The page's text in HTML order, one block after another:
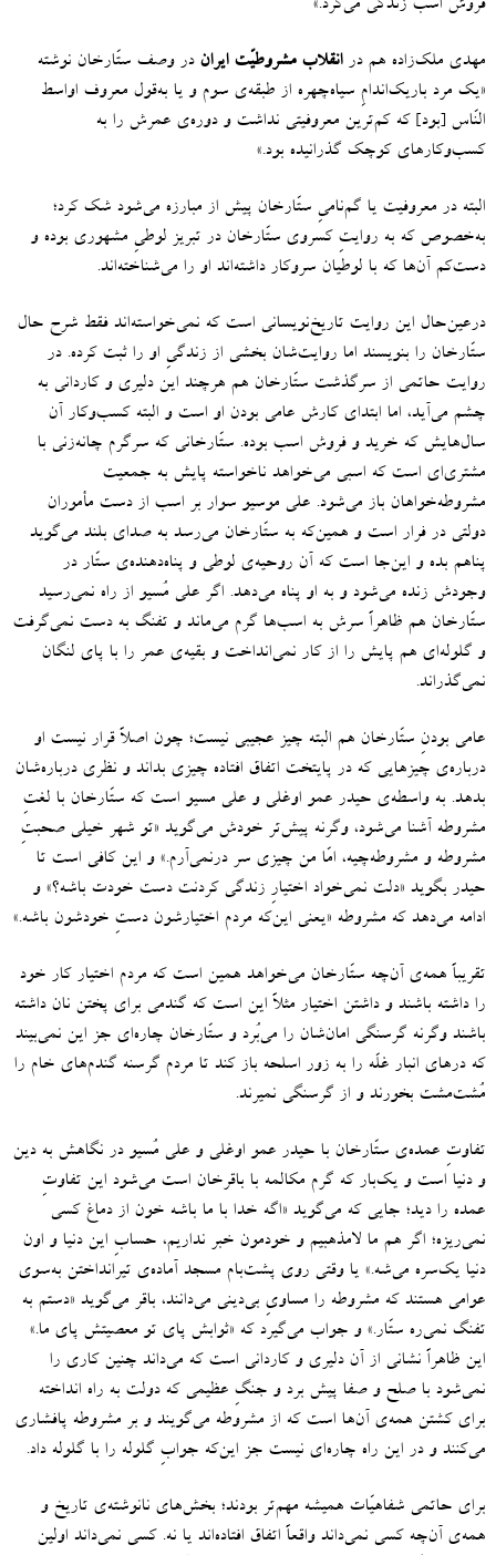
فروش اسب زندگی می‌کرد.»
مهدی ملک‌زاده هم درانقلاب مشروطیّت ایران در وصف ستّارخان نوشته
«یک مرد باریک‌اندامِ سیاه‌چهره از طبقه‌ی سوم و یا به‌قول معروف اواسط
النّاس [بود] که کم‌ترین معروفیتی نداشت و دوره‌ی عمرش را به
کسب‌وکارهای کوچک گذرانیده بود.»
البته در معروفیت یا گم‌نامیِ ستّارخان پیش از مبارزه می‌شود شک کرد؛
به‌خصوص که به روایتِ کسروی ستّارخان در تبریز لوطیِ مشهوری بوده و
دست‌کم آن‌ها که با لوطیان سروکار داشته‌اند او را می‌شناخته‌اند.
درعین‌حال این روایت تاریخ‌نویسانی است که نمی‌خواسته‌اند فقط شرح حال
ستّارخان را بنویسند اما روایت‌شان بخشی از زندگیِ او را ثبت کرده.در
روایت حاتمی از سرگذشت ستّارخان هم هرچند این دلیری و کاردانی به
چشم می‌آید، اما ابتدای کارش عامی‌ بودن او است و البته کسب‌وکار آن
سال‌هایش که خرید و فروش اسب بوده. ستّارخانی که سرگرم چانه‌زنی با
مشتری‌ای است که اسبی می‌خواهد ناخواسته پایش به جمعیت
مشروطه‌خواهان باز می‌شود. علی موسیو سوار بر اسب از دست مأموران
دولتی در فرار است و همین‌که به ستّارخان می‌رسد به صدای بلند می‌گوید
پناهم بده و این‌جا است که آن روحیه‌ی لوطی و پناه‌دهنده‌ی ستّار در
وجودش زنده می‌شود و به او پناه می‌دهد. اگر علی مُسیو از راه نمی‌رسید
ستّارخان هم ظاهراً سرش به اسب‌ها گرم می‌ماند و تفنگ به دست نمی‌گرفت
و گلوله‌ای هم پایش را از کار نمی‌انداخت و بقیه‌ی عمر را با پای لنگان
نمی‌گذراند.
عامی بودنِ ستّارخان هم البته چیز عجیبی نیست؛ چون اصلاً قرار نیست او
درباره‌ی چیزهایی که در پایتخت اتفاق افتاده چیزی بداند و نظری درباره‌شان
بدهد. به واسطه‌ی حیدر عمو اوغلی و علی مسیو است که ستّارخان با لغتِ
مشروطه آشنا می‌شود، وگرنه پیش‌تر خودش می‌گوید «تو شهر خیلی صحبتِ
مشروطه و مشروطه‌چیه، امّا من چیزی سر درنمی‌آرم.»و این کافی‌ است تا
حیدر بگوید «دلت نمی‌خواد اختیارِ زندگی‌ کردنت دست خودت باشه؟»و
ادامه می‌دهد که مشروطه «یعنی این‌که مردم اختیارشون دستِ خودشون باشه.»
تقریباً همه‌ی آن‌چه ستّارخان می‌خواهد همین است که مردم اختیار کار خود
را داشته باشند و داشتن اختیار مثلاً این است که گندمی برای پختن نان داشته
باشند وگرنه گرسنگی امان‌شان را می‌بُرد و ستّارخان چاره‌ای جز این نمی‌بیند
که درهای انبار غلّه را به زور اسلحه باز کند تا مردم گرسنه گندم‌های خام را
مُشت‌مشت بخورند و از گرسنگی نمیرند.
تفاوتِ عمده‌ی ستّارخان با حیدر عمو اوغلی و علی مُسیو در نگاهش به دین
و دنیا است و یک‌بار که گرم مکالمه با باقرخان است می‌شود این تفاوتِ
عمده را دید؛ جایی که می‌گوید «اگه خدا با ما باشه خون از دماغ کسی
نمی‌ریزه؛ اگر هم ما لامذهبیم و خودمون خبر نداریم، حسابِ این دنیا و اون
دنیا یک‌سره می‌شه.» یا وقتی روی پشت‌بام مسجد آماده‌ی تیرانداختن به‌سوی
عوامی هستند که مشروطه را مساویِ بی‌دینی می‌دانند، باقر می‌گوید «دستم به
تفنگ نمی‌ره ستّار.»و جواب می‌گیرد که «ثوابش پای تو معصیتش پای ما.»
این ظاهراً نشانی از آن دلیری و کاردانی است که می‌داند چنین کاری را
نمی‌شود با صلح و صفا پیش برد و جنگِ عظیمی که دولت به راه انداخته
برای کشتن همه‌ی آن‌ها است که از مشروطه می‌گویند و بر مشروطه پافشاری
می‌کنند و در این راه چاره‌ای نیست جز این‌که جوابِ گلوله را با گلوله داد.
برای حاتمی شفاهیّات همیشه مهم‌تر بودند؛ بخش‌های نانوشته‌ی تاریخ و
همه‌ی آن‌چه کسی نمی‌داند واقعاً اتفاق افتاده‌اند یا نه. کسی نمی‌داند اولین